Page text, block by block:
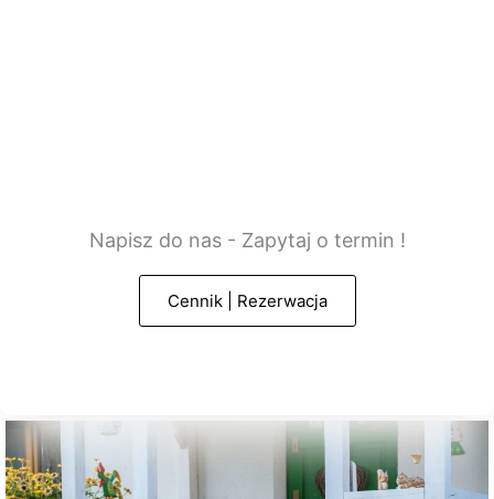
Napisz do nas - Zapytaj o termin !
Cennik | Rezerwacja